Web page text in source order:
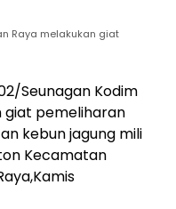
Raya melakukan giat
Seunagan Kodim
giat pemeliharan
kebun jagung mili
Kecamatan